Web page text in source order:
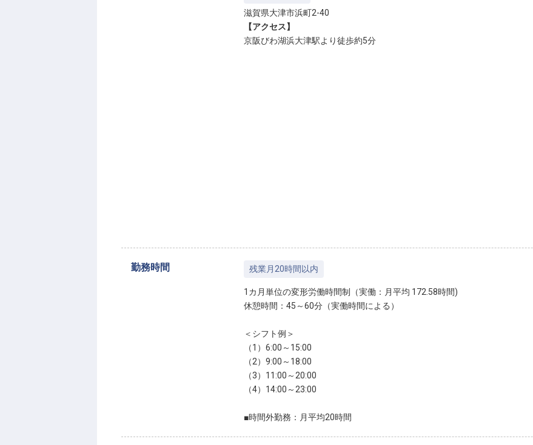
滋賀県大津市浜町2-40
【アクセス】
京阪びわ湖浜大津駅より徒歩約5分
勤務時間 残業月20時間以内
1カ月単位の変形労働時間制（実働：月平均 172.58時間)
休憩時間：45～60分（実働時間による）
＜シフト例＞
（1）6:00～15:00
（2）9:00～18:00
（3）11:00～20:00
（4）14:00～23:00
■時間外勤務：月平均20時間